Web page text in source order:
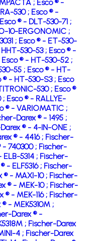
; Esco ® -
530 ; Esco ® -
Esco ® - DLT-530-71 ;
10-ERGONOMIC ;
; Esco ® - ET-530-
530-53 ; Esco ® -
Esco ® - HT-530-52 ;
55 ; Esco ® - HT-
® - HT-530-S3 ; Esco
530 ; Esco ®
; Esco ® - RALLYE-
® - VARIOMATIC ;
Darex ® - 1495 ;
® - 4-IN-ONE ;
® - 4416 ; Fischer-
- 740300 ; Fischer-
5314 ; Fischer-
- ELF5316 ; Fischer-
® - MAXI-10 ; Fischer-
® - MEK-10 ; Fischer-
® - MEK-116 ; Fischer-
- MEK5310M ;
Darex ® -
; Fischer-Darex
4 ; Fischer-Darex